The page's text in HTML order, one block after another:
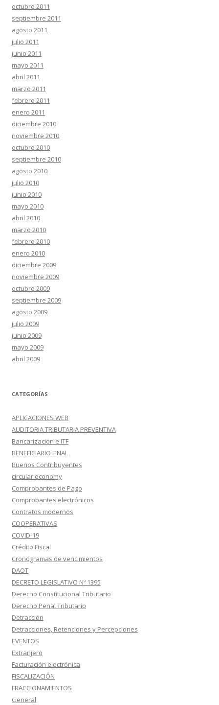
octubre 2011
septiembre 2011
agosto 2011
julio 2011
junio 2011
mayo 2011
abril 2011
marzo 2011
febrero 2011
enero 2011
diciembre 2010
noviembre 2010
octubre 2010
septiembre 2010
agosto 2010
julio 2010
junio 2010
mayo 2010
abril 2010
marzo 2010
febrero 2010
enero 2010
diciembre 2009
noviembre 2009
octubre 2009
septiembre 2009
agosto 2009
julio 2009
junio 2009
mayo 2009
abril 2009
CATEGORÍAS
APLICACIONES WEB
AUDITORIA TRIBUTARIA PREVENTIVA
Bancarización e ITF
BENEFICIARIO FINAL
Buenos Contribuyentes
circular economy
Comprobantes de Pago
Comprobantes electrónicos
Contratos modernos
COOPERATIVAS
COVID-19
Crédito Fiscal
Cronogramas de vencimientos
DAOT
DECRETO LEGISLATIVO Nº 1395
Derecho Constitucional Tributario
Derecho Penal Tributario
Detracción
Detracciones, Retenciones y Percepciones
EVENTOS
Extranjero
Facturación electrónica
FISCALIZACIÓN
FRACCIONAMIENTOS
General